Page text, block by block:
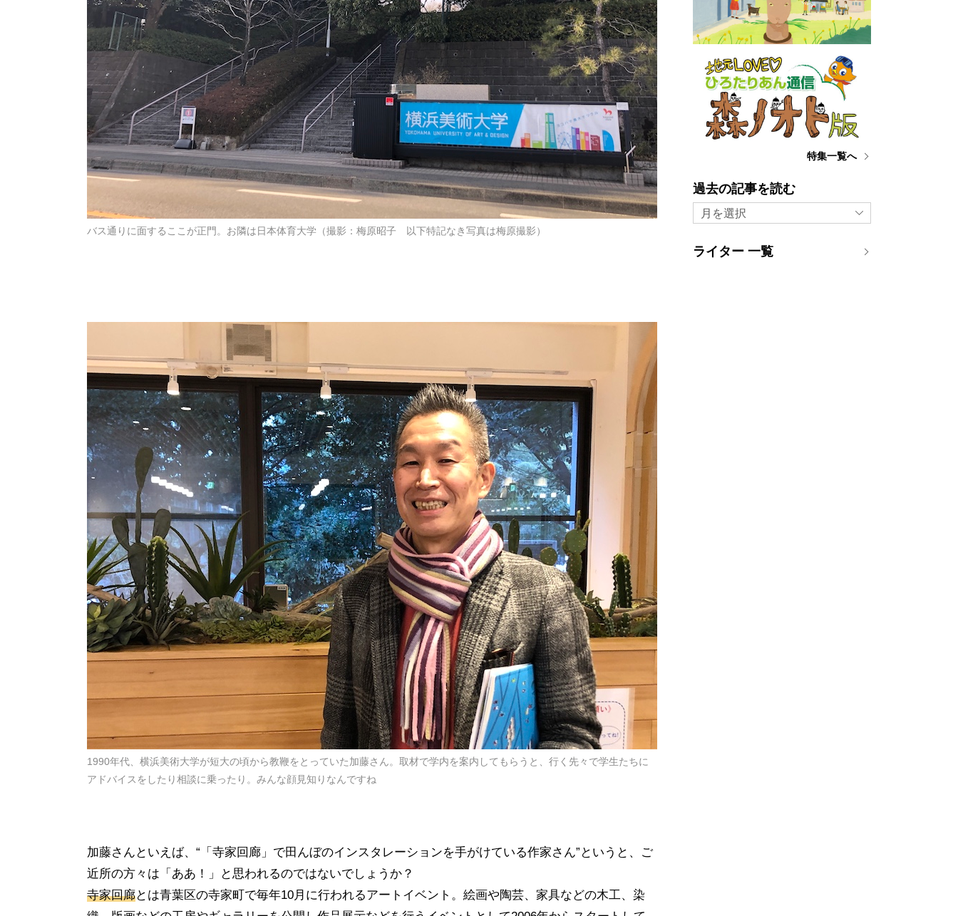
バス通りに面するここが正門。お隣は日本体育大学（撮影：梅原昭子 以下特記なき写真は梅原撮影）
1990年代、横浜美術大学が短大の頃から教鞭をとっていた加藤さん。取材で学内を案内してもらうと、行く先々で学生たちに
アドバイスをしたり相談に乗ったり。みんな顔見知りなんですね
加藤さんといえば、“「寺家回廊」で田んぼのインスタレーションを手がけている作家さん”というと、ご
近所の方々は「ああ！」と思われるのではないでしょうか？
寺家回廊とは青葉区の寺家町で毎年10月に行われるアートイベント。絵画や陶芸、家具などの木工、染
特集一覧へ
過去の記事を読む
月を選択
ライター 一覧